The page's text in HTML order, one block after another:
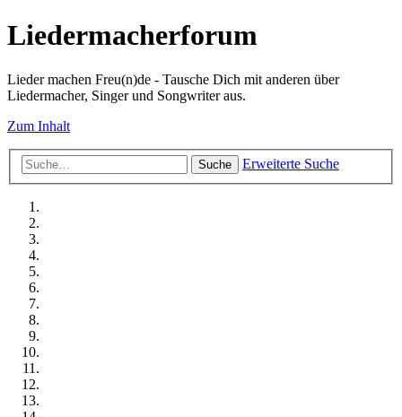
Liedermacherforum
Lieder machen Freu(n)de - Tausche Dich mit anderen über
Liedermacher, Singer und Songwriter aus.
Zum Inhalt
Suche Erweiterte Suche